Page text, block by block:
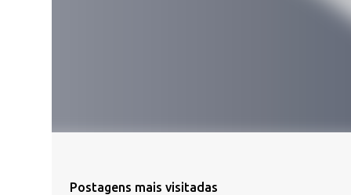
Postagens mais visitadas